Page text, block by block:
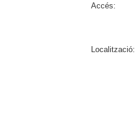
Accés:
Localització: